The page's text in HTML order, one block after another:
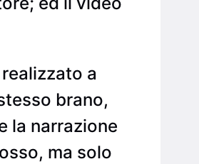
a
brano,
la narrazione
ma solo